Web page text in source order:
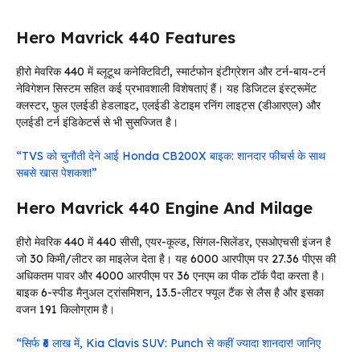
Hero Mavrick 440 Features
हीरो मेवरिक 440 में ब्लूटूथ कनेक्टिविटी, स्मार्टफोन इंटीग्रेशन और टर्न-बाय-टर्न
नेविगेशन सिस्टम सहित कई प्रभावशाली विशेषताएं हैं। यह डिजिटल इंस्ट्रूमेंट
क्लस्टर, फुल एलईडी हेडलाइट, एलईडी डेटाइम रनिंग लाइट्स (डीआरएल) और
एलईडी टर्न इंडिकेटर्स से भी सुसज्जित है।
“TVS को चुनौती देने आई Honda CB200X बाइक: शानदार फीचर्स के साथ
सबसे खास पेशकश!”
Hero Mavrick 440 Engine And Milage
हीरो मेवरिक 440 में 440 सीसी, एयर-कूल्ड, सिंगल-सिलेंडर, एसओएचसी इंजन है
जो 30 किमी/लीटर का माइलेज देता है। यह 6000 आरपीएम पर 27.36 पीएस की
अधिकतम पावर और 4000 आरपीएम पर 36 एनएम का पीक टॉर्क पैदा करता है।
बाइक 6-स्पीड मैनुअल ट्रांसमिशन, 13.5-लीटर फ्यूल टैंक से लैस है और इसका
वजन 191 किलोग्राम है।
“सिर्फ ₹6 लाख में, Kia Clavis SUV: Punch से कहीं ज्यादा शानदार! जानिए